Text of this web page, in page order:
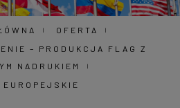
OFERTA
– PRODUKCJA FLAG Z
NADRUKIEM